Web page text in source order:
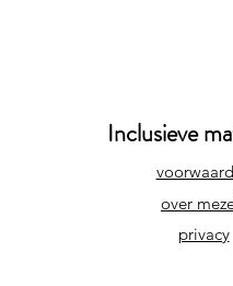
Inclusieve
over
privacy